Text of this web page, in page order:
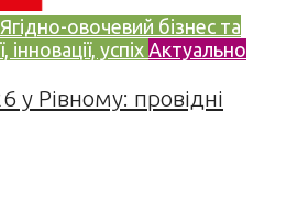
овочевий бізнес та
успіх Актуально
у Рівному: провідні